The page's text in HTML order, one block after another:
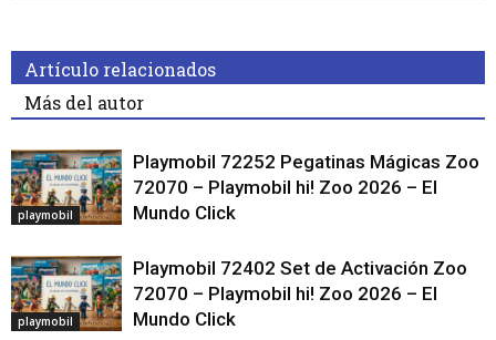
Artículo relacionados
Más del autor
playmobil
Playmobil 72252 Pegatinas Mágicas Zoo
72070 – Playmobil hi! Zoo 2026 – El
Mundo Click
playmobil
Playmobil 72402 Set de Activación Zoo
72070 – Playmobil hi! Zoo 2026 – El
Mundo Click